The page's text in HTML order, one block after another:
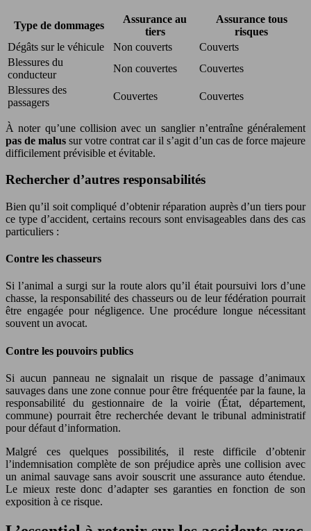
Type de dommages
Assurance au
tiers
Assurance tous
risques
Dégâts sur le véhicule
Non couverts
Couverts
Blessures du
conducteur
Non couvertes
Couvertes
Blessures des
passagers
Couvertes Couvertes
À noter qu’une collision avec un sanglier n’entraîne généralement
pas de malus sur votre contrat car il s’agit d’un cas de force majeure
difficilement prévisible et évitable.
Rechercher d’autres responsabilités
Bien qu’il soit compliqué d’obtenir réparation auprès d’un tiers pour
ce type d’accident, certains recours sont envisageables dans des cas
particuliers :
Contre les chasseurs
Si l’animal a surgi sur la route alors qu’il était poursuivi lors d’une
chasse, la responsabilité des chasseurs ou de leur fédération pourrait
être engagée pour négligence. Une procédure longue nécessitant
souvent un avocat.
Contre les pouvoirs publics
Si aucun panneau ne signalait un risque de passage d’animaux
sauvages dans une zone connue pour être fréquentée par la faune, la
responsabilité du gestionnaire de la voirie (État, département,
commune) pourrait être recherchée devant le tribunal administratif
pour défaut d’information.
Malgré ces quelques possibilités, il reste difficile d’obtenir
l’indemnisation complète de son préjudice après une collision avec
un animal sauvage sans avoir souscrit une assurance auto étendue.
Le mieux reste donc d’adapter ses garanties en fonction de son
exposition à ce risque.